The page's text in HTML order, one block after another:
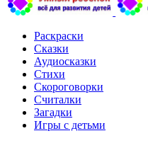
Раскраски
Сказки
Аудиосказки
Стихи
Скороговорки
Считалки
Загадки
Игры с детьми